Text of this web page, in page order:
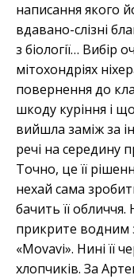
написання якого
вдавано-слізні
з біології…
мітохондріях
повернення до
шкоду куріння і
вийшла заміж за
речі на середину
Точно, це її
нехай сама
бачить її
прикрите водним
«Movavi». Нині її
хлопчиків. За